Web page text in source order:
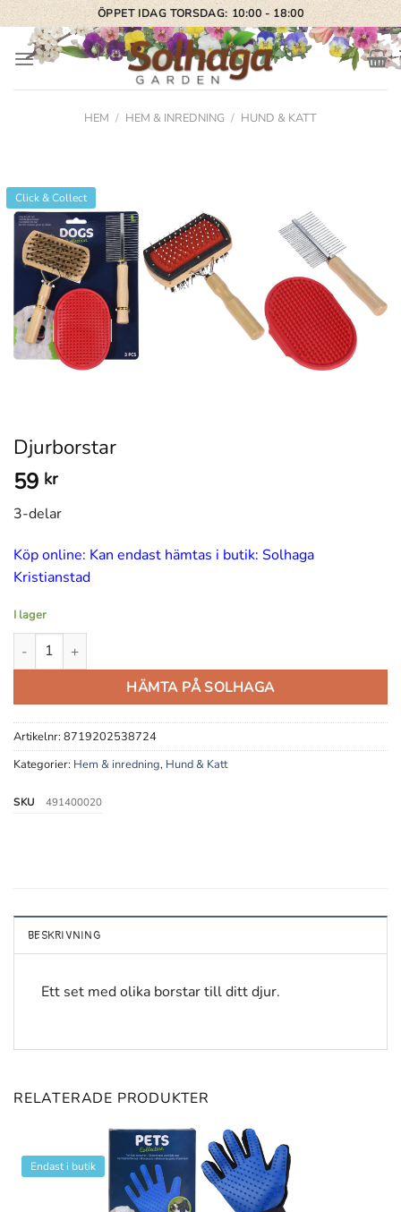
Skip
to
content
ÖPPET IDAG TORSDAG: 10:00 - 18:00
HEM / HEM & INREDNING / HUND & KATT
Click & Collect
Djurborstar
59 kr
3-delar
Köp online: Kan endast hämtas i butik: Solhaga
Kristianstad
I lager
Djurborstar mängd
HÄMTA PÅ SOLHAGA
Artikelnr: 8719202538724
Kategorier: Hem & inredning, Hund & Katt
SKU 491400020
BESKRIVNING
Ett set med olika borstar till ditt djur.
RELATERADE PRODUKTER
Endast i butik